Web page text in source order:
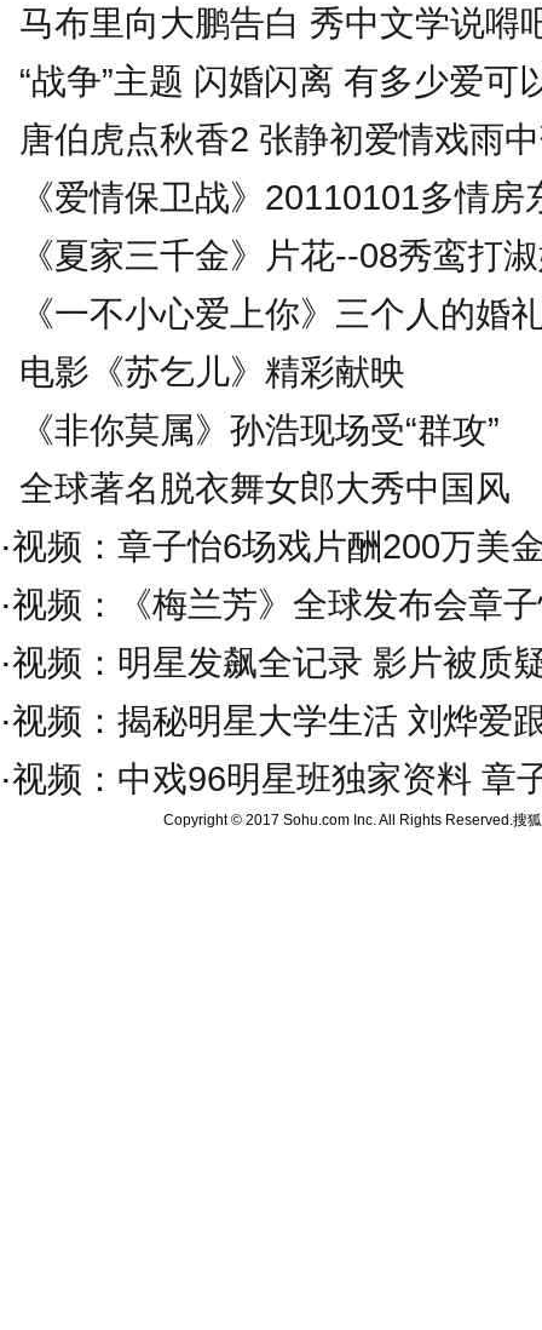
马布里向大鹏告白 秀中文学说嘚
“战争”主题 闪婚闪离 有多少爱可
唐伯虎点秋香2 张静初爱情戏雨
《爱情保卫战》20110101多情房
《夏家三千金》片花--08秀鸾打
《一不小心爱上你》三个人的婚
电影《苏乞儿》精彩献映
《非你莫属》孙浩现场受“群攻”
全球著名脱衣舞女郎大秀中国风
·视频：章子怡6场戏片酬200万美
·视频：《梅兰芳》全球发布会章
·视频：明星发飙全记录 影片被质
·视频：揭秘明星大学生活 刘烨爱
·视频：中戏96明星班独家资料 章
Copyright © 2017 Sohu.com Inc. All Rights Reserved.搜